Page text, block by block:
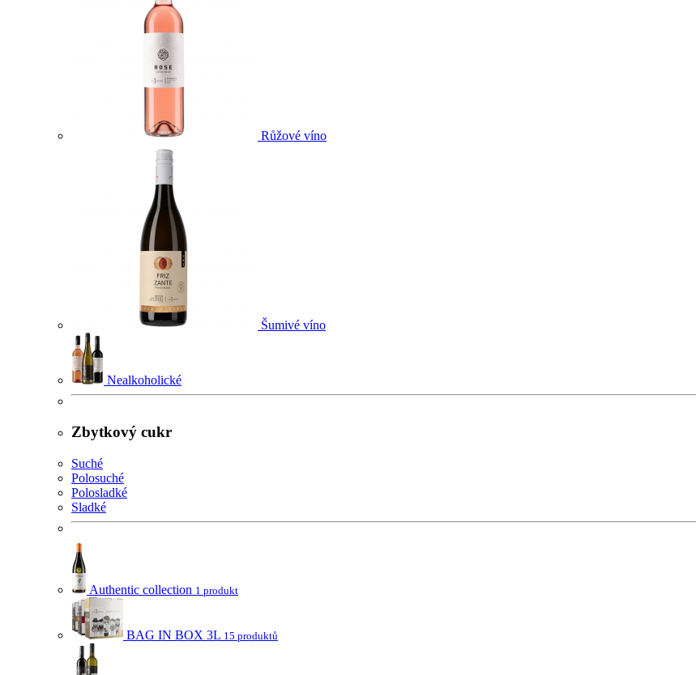
Růžové víno
Šumivé víno
Nealkoholické
Zbytkový cukr
Suché
Polosuché
Polosladké
Sladké
Authentic collection 1 produkt
BAG IN BOX 3L 15 produktů